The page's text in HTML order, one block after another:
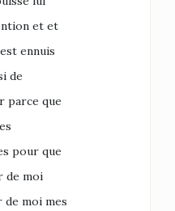
et et
ennuis
de
parce que
pour que
de moi
moi mes